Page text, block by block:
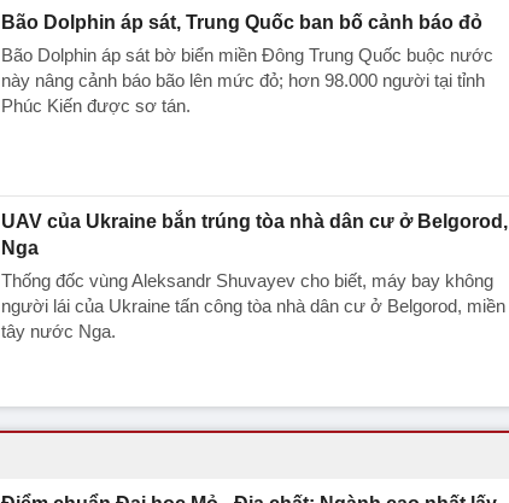
Bão Dolphin áp sát, Trung Quốc ban bố cảnh báo đỏ
Bão Dolphin áp sát bờ biển miền Đông Trung Quốc buộc nước
này nâng cảnh báo bão lên mức đỏ; hơn 98.000 người tại tỉnh
Phúc Kiến được sơ tán.
UAV của Ukraine bắn trúng tòa nhà dân cư ở Belgorod,
Nga
Thống đốc vùng Aleksandr Shuvayev cho biết, máy bay không
người lái của Ukraine tấn công tòa nhà dân cư ở Belgorod, miền
tây nước Nga.